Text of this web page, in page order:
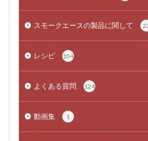
スモークエースの製品に関して
レシピ 104
よくある質問 124
動画集 1